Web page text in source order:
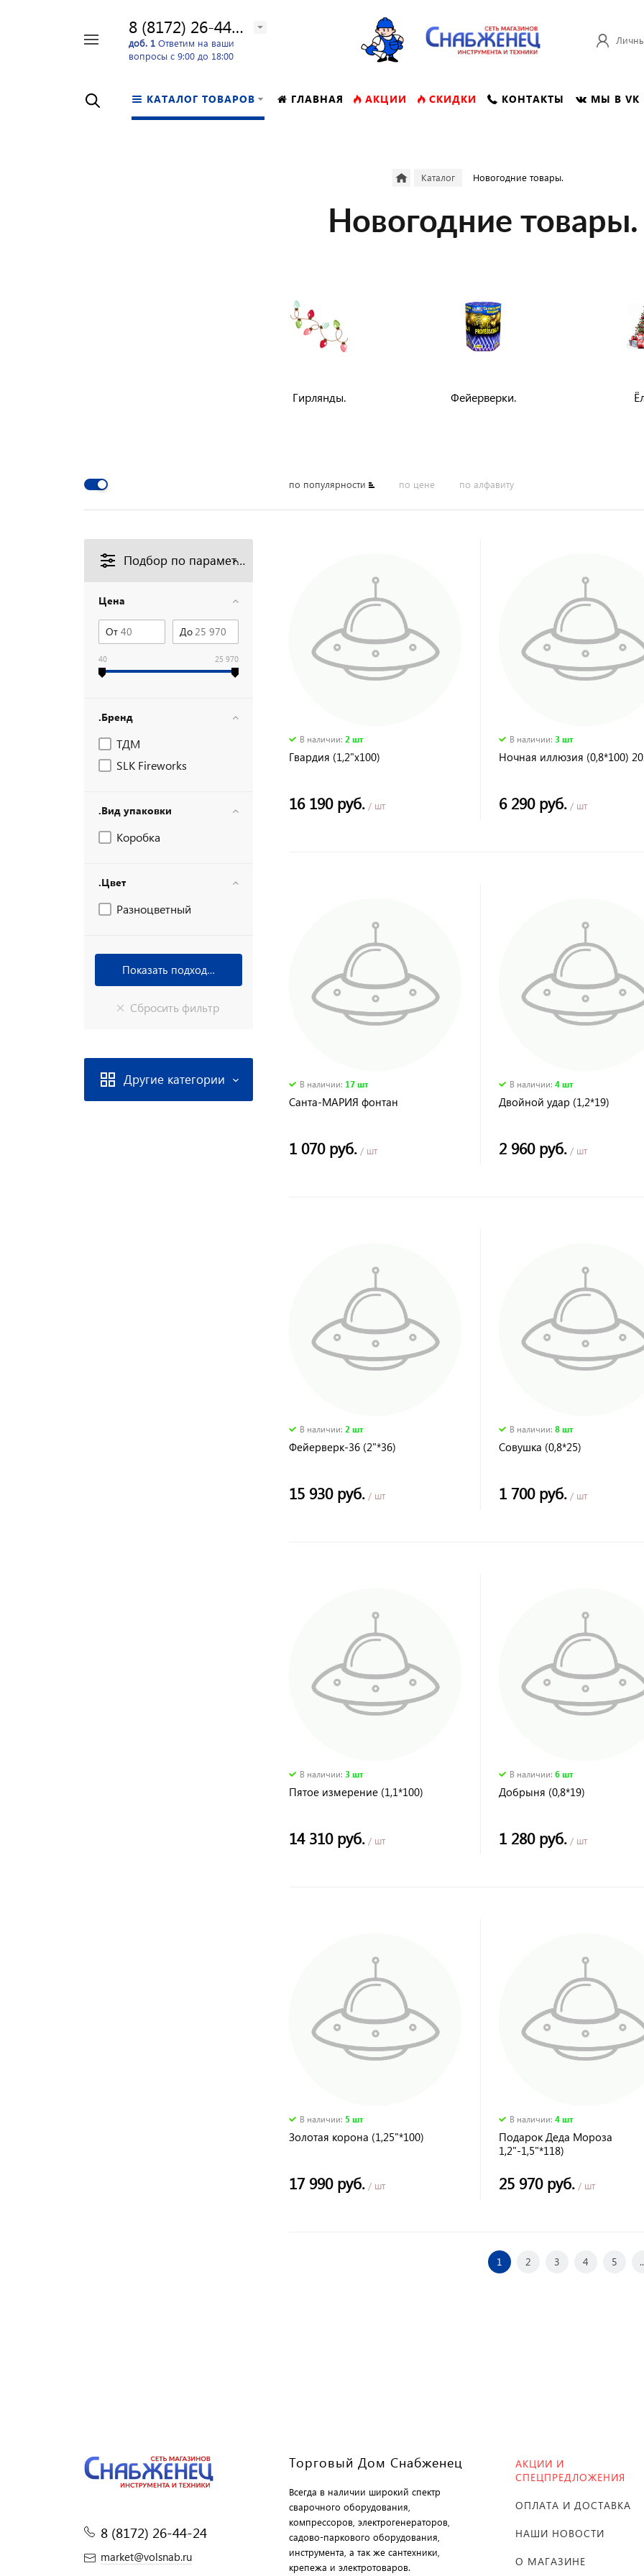
8 (8172) 26-44-24
доб. 1 Ответим на ваши
вопросы с 9:00 до 18:00
КАТАЛОГ ТОВАРОВ ГЛАВНАЯ АКЦИИ СКИДКИ КОНТАКТЫ МЫ В VK
Каталог Новогодние товары.
Новогодние товары.
Гирлянды. Фейерверки.
по популярности по цене по алфавиту
Подбор по параметрам
Цена
От До
40 25 970
.Бренд
ТДМ
SLK Fireworks
.Вид упаковки
Коробка
.Цвет
Разноцветный
Другие категории
В наличии: 2 шт
Гвардия (1,2"х100)
16 190 руб. / шт
В наличии: 3 шт
Ночная иллюзия (0,8*100)
6 290 руб./ шт
В наличии: 17 шт
Санта-МАРИЯ фонтан
1 070 руб. / шт
В наличии: 4 шт
Двойной удар (1,2*19)
2 960 руб./ шт
В наличии: 2 шт
Фейерверк-36 (2"*36)
15 930 руб. / шт
В наличии: 8 шт
Совушка (0,8*25)
1 700 руб./ шт
В наличии: 3 шт
Пятое измерение (1,1*100)
14 310 руб. / шт
В наличии: 6 шт
Добрыня (0,8*19)
1 280 руб./ шт
В наличии: 5 шт
Золотая корона (1,25"*100)
17 990 руб. / шт
В наличии: 4 шт
Подарок Деда Мороза
1,2"-1,5"*118)
25 970 руб./ шт
1 2 3 4 5
8 (8172) 26-44-24
market@volsnab.ru
Торговый Дом Снабженец
Всегда в наличии широкий спектр
сварочного оборудования,
компрессоров, электрогенераторов,
садово-паркового оборудования,
инструмента, а так же сантехники,
крепежа и электротоваров.
АКЦИИ И
СПЕЦПРЕДЛОЖЕНИЯ
ОПЛАТА И ДОСТАВКА
НАШИ НОВОСТИ
О МАГАЗИНЕ